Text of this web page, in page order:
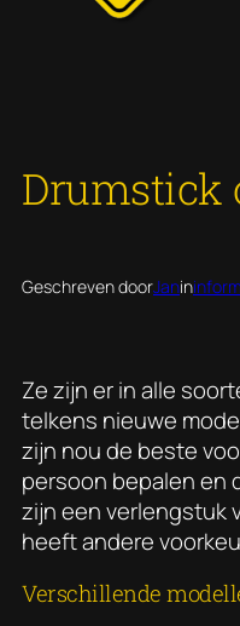
Drumstick
Geschreven doorJanin
Ze zijn er in alle
telkens nieuwe
zijn nou de beste
persoon bepalen en
zijn een verlengstuk
heeft andere
Verschillende